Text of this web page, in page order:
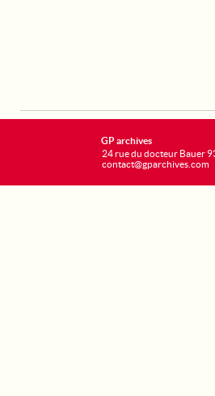
GP archives
24 rue du docteur Bauer
contact@gparchives.com